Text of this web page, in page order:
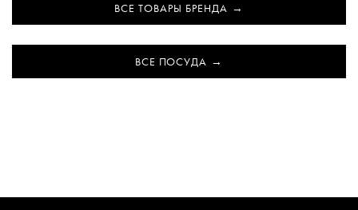
ВСЕ ТОВАРЫ БРЕНДА
ВСЕ ПОСУДА